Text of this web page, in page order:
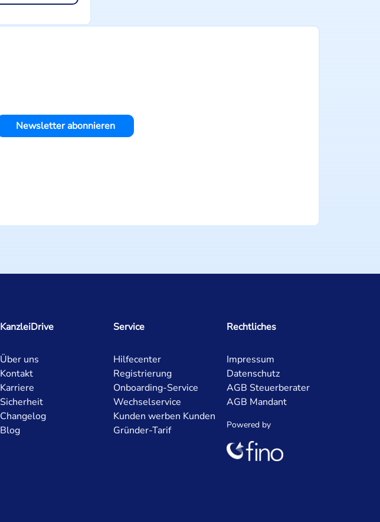
Newsletter abonnieren
KanzleiDrive
Über uns
Kontakt
Karriere
Sicherheit
Changelog
Blog
Service
Hilfecenter
Registrierung
Onboarding-Service
Wechselservice
Kunden werben Kunden
Gründer-Tarif
Rechtliches
Impressum
Datenschutz
AGB Steuerberater
AGB Mandant
Powered by